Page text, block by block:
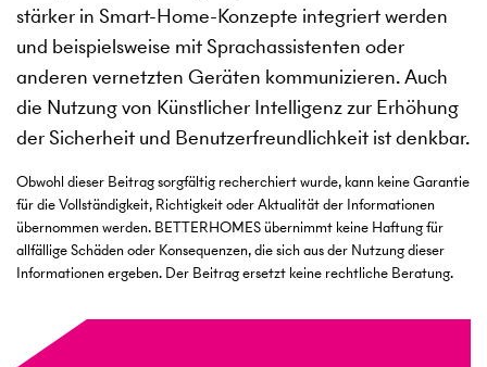
stärker in Smart-Home-Konzepte integriert werden
und beispielsweise mit Sprachassistenten oder
anderen vernetzten Geräten kommunizieren. Auch
die Nutzung von Künstlicher Intelligenz zur Erhöhung
der Sicherheit und Benutzerfreundlichkeit ist denkbar.
Obwohl dieser Beitrag sorgfältig recherchiert wurde, kann keine Garantie
für die Vollständigkeit, Richtigkeit oder Aktualität der Informationen
übernommen werden. BETTERHOMES übernimmt keine Haftung für
allfällige Schäden oder Konsequenzen, die sich aus der Nutzung dieser
Informationen ergeben. Der Beitrag ersetzt keine rechtliche Beratung.